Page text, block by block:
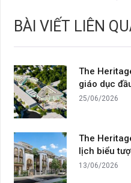
BÀI VIẾT LIÊN
The
giáo dục
25/06/2026
The
lịch biểu
13/06/2026